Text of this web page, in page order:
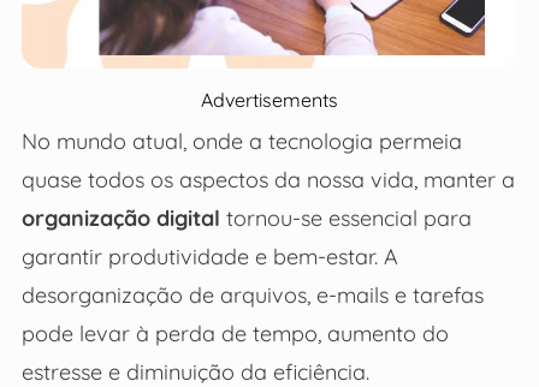
Advertisements
No mundo atual, onde a tecnologia permeia
quase todos os aspectos da nossa vida, manter a
organização digital tornou-se essencial para
garantir produtividade e bem-estar. A
desorganização de arquivos, e-mails e tarefas
pode levar à perda de tempo, aumento do
estresse e diminuição da eficiência.